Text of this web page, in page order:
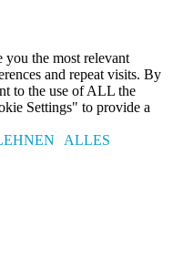
you the most relevant
and repeat visits. By
to the use of ALL the
Settings" to provide a
ALLES